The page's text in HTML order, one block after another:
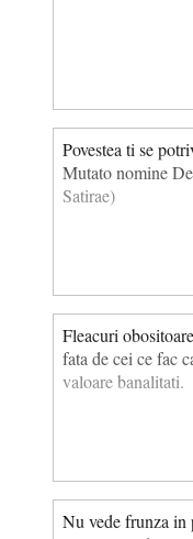
Povestea ti se
Mutato nomine
Satirae)
Fleacuri
fata de cei ce fac
valoare banalitati.
Nu vede frunza